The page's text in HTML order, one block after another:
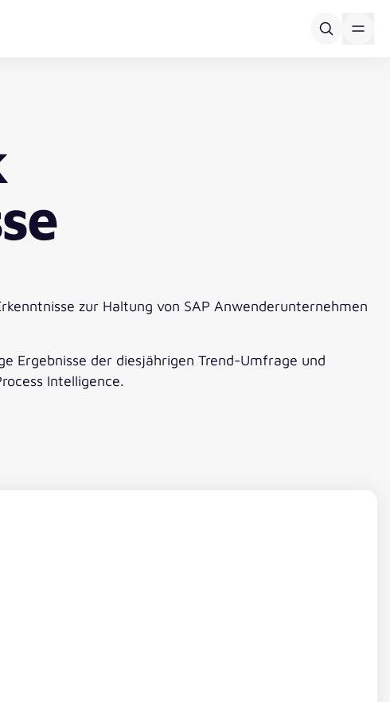
zur Haltung von SAP Anwenderunternehmen
Ergebnisse der diesjährigen Trend-Umfrage und
Intelligence.